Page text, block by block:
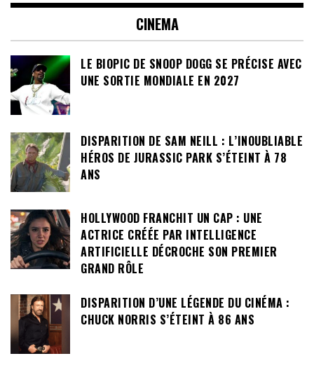
CINEMA
LE BIOPIC DE SNOOP DOGG SE PRÉCISE AVEC
UNE SORTIE MONDIALE EN 2027
DISPARITION DE SAM NEILL : L’INOUBLIABLE
HÉROS DE JURASSIC PARK S’ÉTEINT À 78
ANS
HOLLYWOOD FRANCHIT UN CAP : UNE
ACTRICE CRÉÉE PAR INTELLIGENCE
ARTIFICIELLE DÉCROCHE SON PREMIER
GRAND RÔLE
DISPARITION D’UNE LÉGENDE DU CINÉMA :
CHUCK NORRIS S’ÉTEINT À 86 ANS